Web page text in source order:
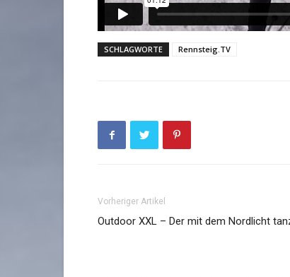
SCHLAGWORTE Rennsteig.TV
Vorheriger Artikel
Outdoor XXL – Der mit dem Nordlicht